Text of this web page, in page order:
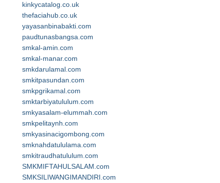
kinkycatalog.co.uk
thefaciahub.co.uk
yayasanbinabakti.com
paudtunasbangsa.com
smkal-amin.com
smkal-manar.com
smkdarulamal.com
smkitpasundan.com
smkpgrikamal.com
smktarbiyatululum.com
smkyasalam-elummah.com
smkpelitaynh.com
smkyasinacigombong.com
smknahdatululama.com
smkitraudhatululum.com
SMKMIFTAHULSALAM.com
SMKSILIWANGIMANDIRI.com